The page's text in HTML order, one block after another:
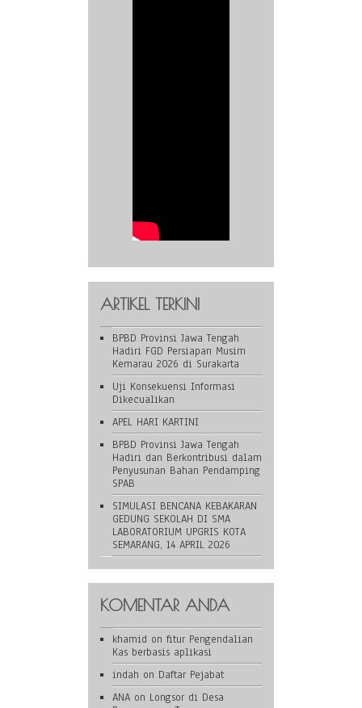
ARTIKEL TERKINI
BPBD Provinsi Jawa Tengah
Hadiri FGD Persiapan Musim
Kemarau 2026 di Surakarta
Uji Konsekuensi Informasi
Dikecualikan
APEL HARI KARTINI
BPBD Provinsi Jawa Tengah
Hadiri dan Berkontribusi dalam
Penyusunan Bahan Pendamping
SPAB
SIMULASI BENCANA KEBAKARAN
GEDUNG SEKOLAH DI SMA
LABORATORIUM UPGRIS KOTA
SEMARANG, 14 APRIL 2026
KOMENTAR ANDA
khamid on fitur Pengendalian
Kas berbasis aplikasi
indah on Daftar Pejabat
ANA on Longsor di Desa